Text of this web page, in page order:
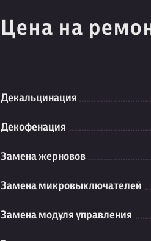
Цена на
Декальцинация
Декофенация
Замена жерновов
Замена микровыключателей
Замена модуля управления